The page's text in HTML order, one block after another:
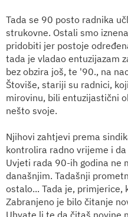
Tada se 90 posto radnika
strukovne. Ostali smo
pridobiti jer postoje
tada je vladao entuzijazam
bez obzira još, te '90., na
Štoviše, stariji su radnici,
mirovinu, bili entuzijastični
nešto svoje.
Njihovi zahtjevi prema
kontrolira radno vrijeme i
Uvjeti rada 90-ih godina ne
današnjim. Tadašnji
ostalo... Tada je, primjerice,
Zabranjeno je bilo čitanje
Uhvate li te da čitaš novine